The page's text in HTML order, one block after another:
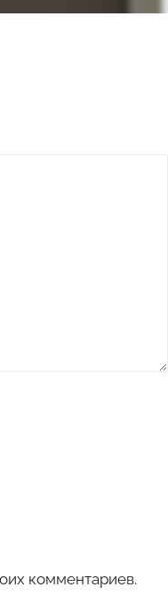
комментариев.